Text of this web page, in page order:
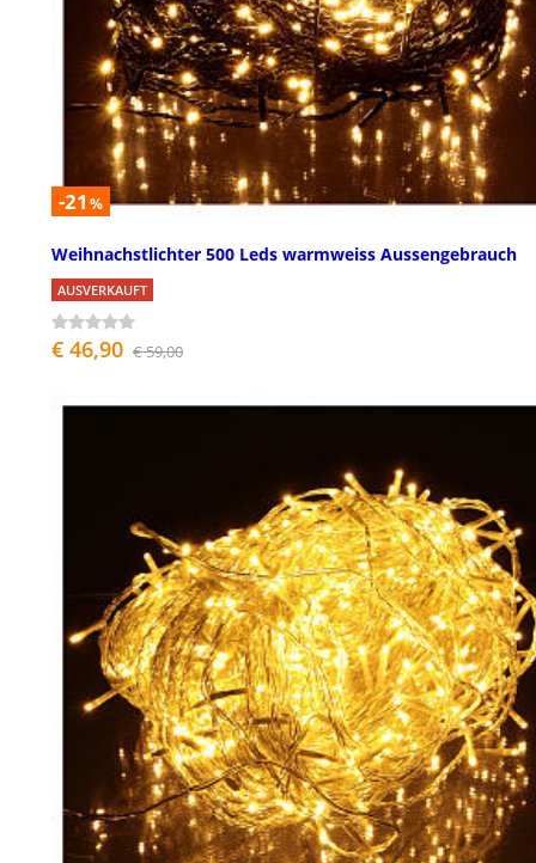
-21 %
Weihnachstlichter 500 Leds warmweiss Aussengebrauch
AUSVERKAUFT
€ 46,90 € 59,00